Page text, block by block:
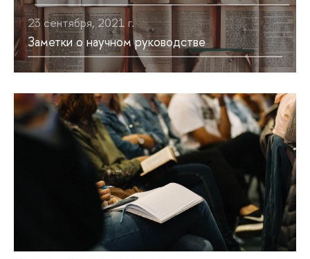
23 сентября, 2021 г.
Заметки о научном руководстве